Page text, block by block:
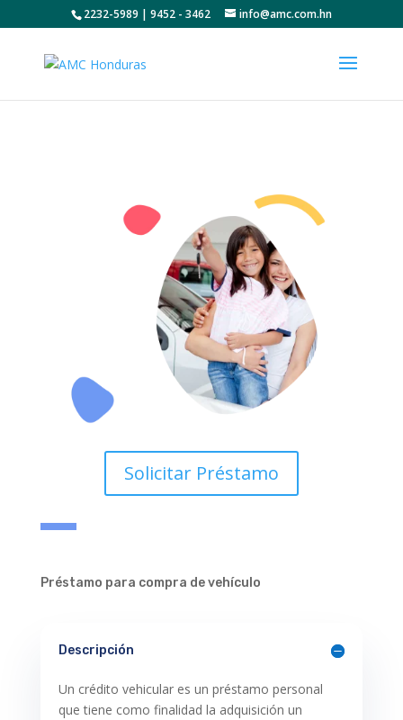
2232-5989 | 9452 - 3462 info@amc.com.hn
Solicitar Préstamo
Préstamo para compra de vehículo
Descripción
Un crédito vehicular es un préstamo personal
que tiene como finalidad la adquisición un